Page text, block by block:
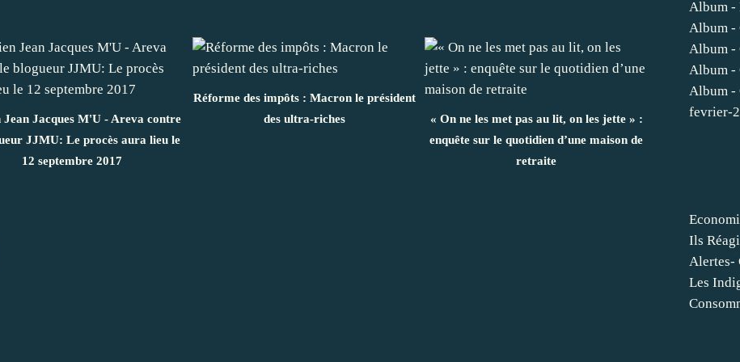
Jean Jacques M'U - Areva contre
JJMU: Le procès aura lieu le
12 septembre 2017
Réforme des impôts : Macron le président
des ultra-riches
« On ne les met pas au lit, on les jette » :
enquête sur le quotidien d’une maison de
retraite
Ils
Alertes-
Les
Album -
Album -
Album -
Album -
Album -
fevrier-